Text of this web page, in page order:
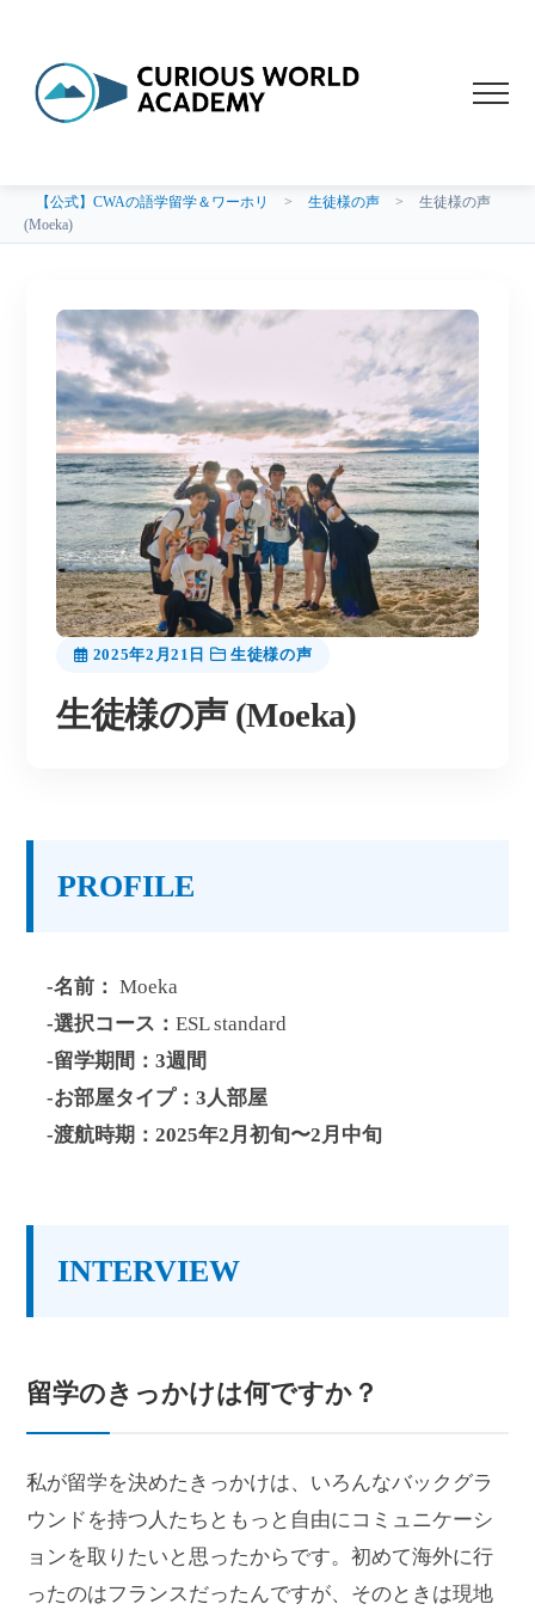
【公式】CWAの語学留学＆ワーホリ > 生徒様の声 >
生徒様の声
(Moeka)
2025年2月21日 生徒様の声
生徒様の声 (Moeka)
PROFILE
-名前： Moeka
-選択コース：ESL standard
-留学期間：3週間
-お部屋タイプ：3人部屋
-渡航時期：2025年2月初旬〜2月中旬
INTERVIEW
留学のきっかけは何ですか？
私が留学を決めたきっかけは、いろんなバックグラ
ウンドを持つ人たちともっと自由にコミュニケーシ
ョンを取りたいと思ったからです。初めて海外に行
ったのはフランスだったんですが、そのときは現地